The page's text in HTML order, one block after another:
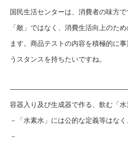
国民生活センターは、消費者の味方
「敵」ではなく、消費生活向上のた
ます。商品テストの内容を積極的に
うスタンスを持ちたいですね。
容器入り及び生成器で作る、飲む「水
－「水素水」には公的な定義等はな
－